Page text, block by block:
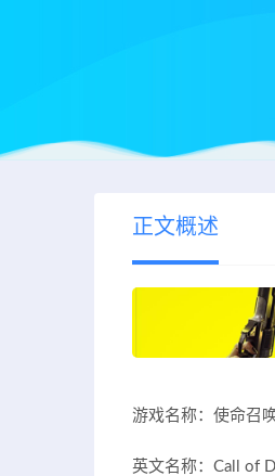
正文概述
游戏名称：使命召
英文名称：Call of